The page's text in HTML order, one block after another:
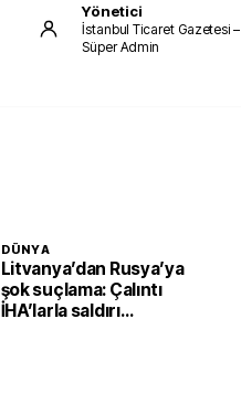
Yönetici
İstanbul Ticaret Gazetesi –
Süper Admin
DÜNYA
Litvanya’dan Rusya’ya
şok suçlama: Çalıntı
İHA’larla saldırı